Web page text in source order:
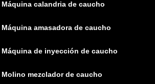
Máquina calandria de caucho
Máquina amasadora de caucho
Máquina de inyección de caucho
Molino mezclador de caucho